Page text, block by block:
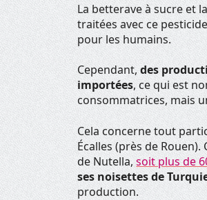
La betterave à sucre et
traitées avec ce
pour les humains.
Cependant,des
importées, ce qui est
consommatrices, mais
Cela concerne tout
Écalles (près de
de Nutella,soit plus de
ses noisettes de
production.